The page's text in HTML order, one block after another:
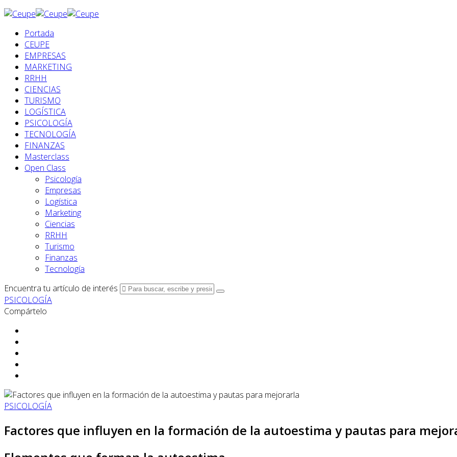
Portada
CEUPE
EMPRESAS
MARKETING
RRHH
CIENCIAS
TURISMO
LOGÍSTICA
PSICOLOGÍA
TECNOLOGÍA
FINANZAS
Masterclass
Open Class
Psicología
Empresas
Logística
Marketing
Ciencias
RRHH
Turismo
Finanzas
Tecnología
Encuentra tu artículo de interés
PSICOLOGÍA
Compártelo
PSICOLOGÍA
Factores que influyen en la formación de la autoestima y pautas para